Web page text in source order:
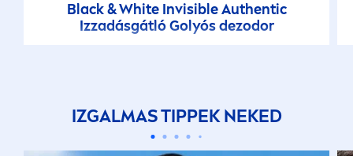
Black&WhiteInvisible Authentic
Izzadásgátló Golyós dezodor
IZGALMAS TIPPEK NEKED